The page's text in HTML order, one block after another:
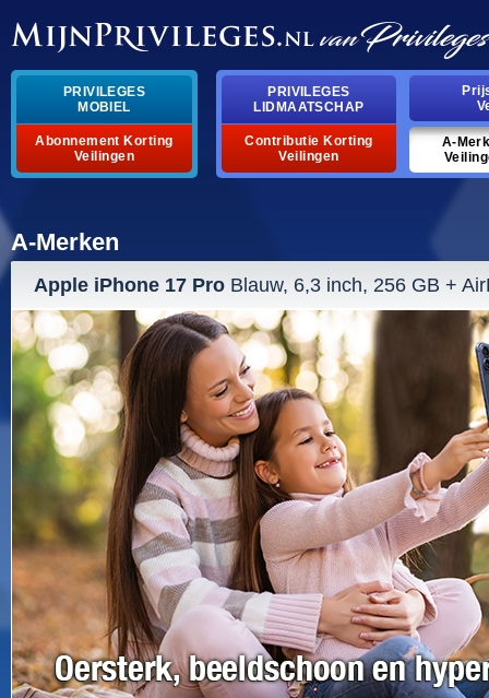
PRIVILEGES
MOBIEL
Abonnement Korting
Veilingen
PRIVILEGES
LIDMAATSCHAP
Contributie Korting
Veilingen
A-
A-Merken
Apple iPhone 17 Pro Blauw, 6,3 inch, 256 GB +